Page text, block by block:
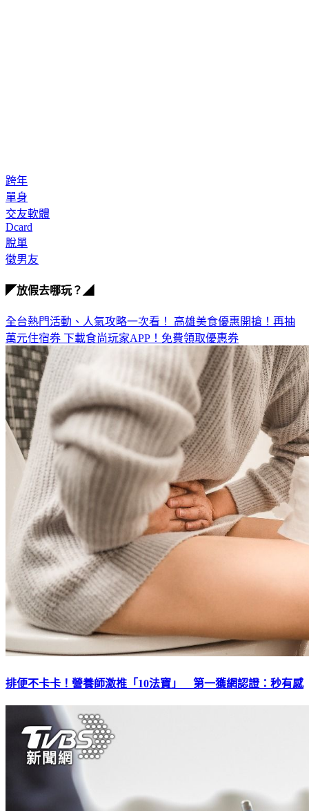
跨年
單身
交友軟體
Dcard
脫單
徵男友
◤放假去哪玩？◢
全台熱門活動、人氣攻略一次看！ 高雄美食優惠開搶！再抽
萬元住宿券 下載食尚玩家APP！免費領取優惠券
排便不卡卡！營養師激推「10法寶」 第一獲網認證：秒有感